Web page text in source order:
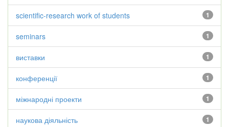
1
scientific-research work of students
1
seminars
1
виставки
1
конференції
1
міжнародні проекти
1
наукова діяльність